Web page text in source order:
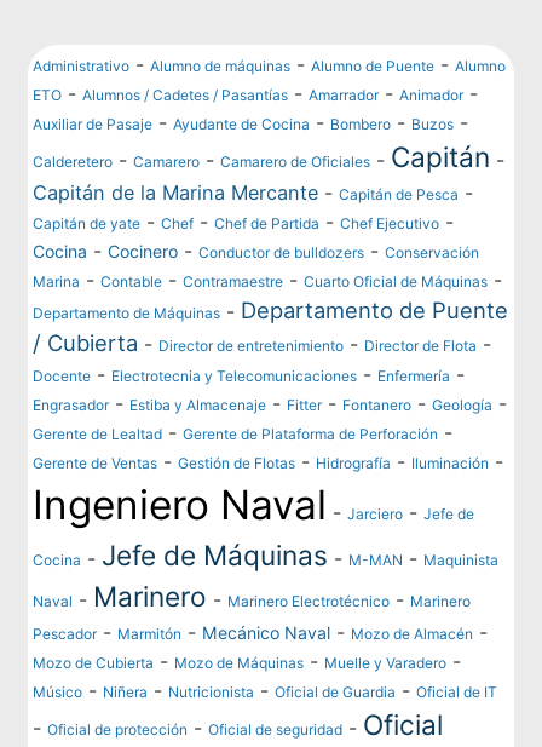
Administrativo -Alumno de máquinas -Alumno de Puente -Alumno
ETO -Alumnos / Cadetes / Pasantías -Amarrador-Animador-
Auxiliar de Pasaje -Ayudante de Cocina - Bombero - Buzos -
Calderetero -Camarero -Camarero de Oficiales - Capitán -
Capitán de la Marina Mercante -Capitán de Pesca -
Capitán de yate -Chef -Chef de Partida -Chef Ejecutivo -
Cocina -Cocinero -Conductor de bulldozers -Conservación
Marina -Contable -Contramaestre -Cuarto Oficial de Máquinas -
Departamento de Máquinas - Departamento de Puente
/ Cubierta - Director de entretenimiento - Director de Flota -
Docente - Electrotecnia y Telecomunicaciones - Enfermería -
Engrasador- Estiba y Almacenaje - Fitter- Fontanero -Geología -
Gerente de Lealtad -Gerente de Plataforma de Perforación -
Gerente de Ventas -Gestión de Flotas - Hidrografía - Iluminación -
Ingeniero Naval -Jarciero -Jefe de
Cocina - Jefe de Máquinas - M-MAN - Maquinista
Naval - Marinero - Marinero Electrotécnico - Marinero
Pescador- Marmitón - Mecánico Naval - Mozo de Almacén -
Mozo de Cubierta - Mozo de Máquinas - Muelle y Varadero -
Músico - Niñera - Nutricionista -Oficial de Guardia -Oficial de IT
-Oficial de protección -Oficial de seguridad - Oficial